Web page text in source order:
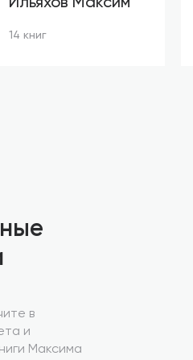
Ильяхов Максим
14 книг
в
и
Максима